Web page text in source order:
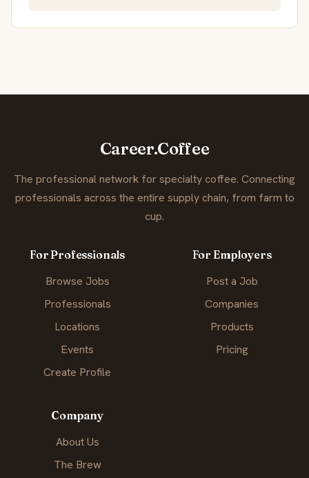
Career.Coffee
The professional network for specialty coffee. Connecting
professionals across the entire supply chain, from farm to
cup.
For Professionals
Browse Jobs
Professionals
Locations
Events
Create Profile
For Employers
Post a Job
Companies
Products
Pricing
Company
About Us
The Brew